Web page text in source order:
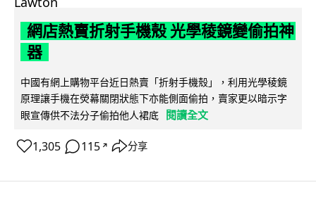
網店熱賣折射手機殼 光學稜鏡變偷拍神
器
中國有網上購物平台近日熱賣「折射手機殼」，利用光學稜鏡
原理讓手機在熒幕關閉狀態下亦能側面偷拍，賣家更以暗示字
眼宣傳供不法分子偷拍他人裙底 閱讀全文
1,305 115 ↗ 分享